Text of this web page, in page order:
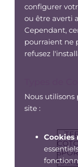
configurer
ou être averti
Cependant,
pourraient ne
refusez
Nous utilisons
site :
Cookies